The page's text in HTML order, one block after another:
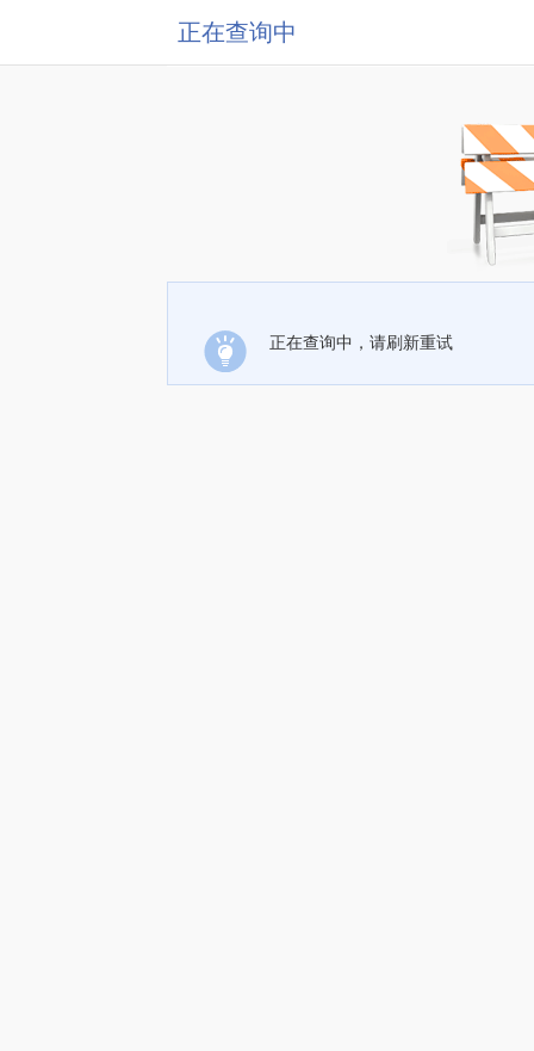
正在查询中
正在查询中，请刷新重试